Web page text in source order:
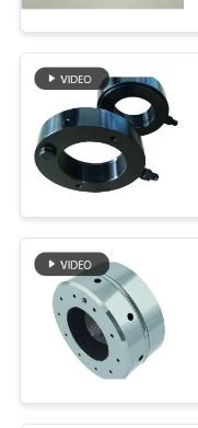
ΠΡΟΣΦΟΡΆ
SITEMAP
ΠΟΛΙΤΙΚΉ
ΑΠΟΡΡΉΤΟΥ